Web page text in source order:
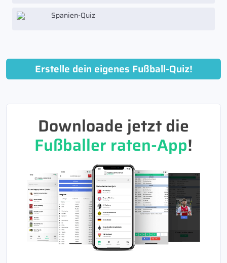
Spanien-Quiz
Erstelle dein eigenes Fußball-Quiz!
Downloade jetzt die
Fußballer raten-App!